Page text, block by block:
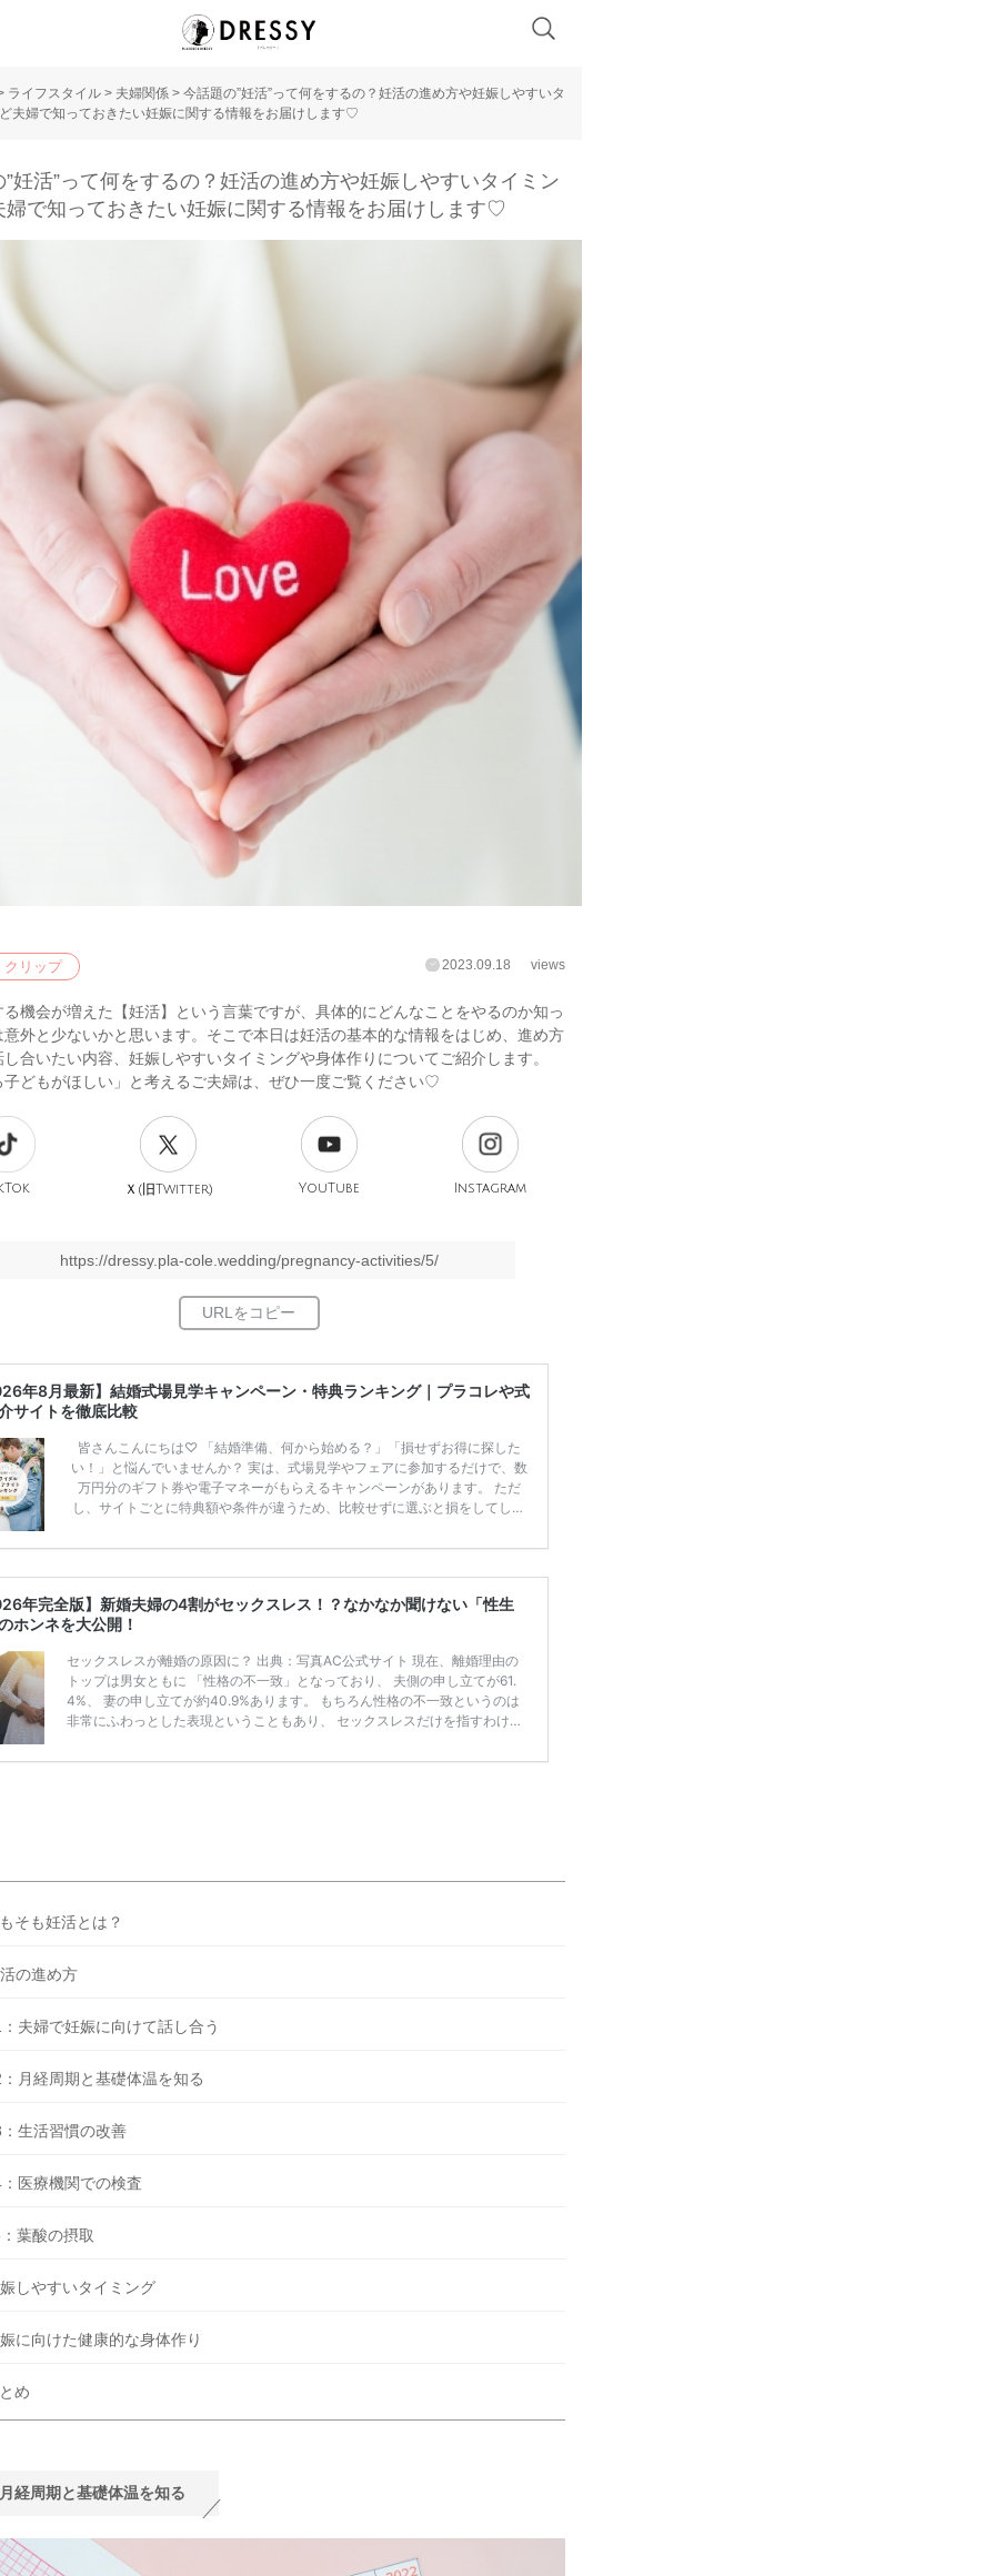
ライフスタイル > 夫婦関係 > 今話題の”妊活”って何をするの？妊活の進め方や妊娠しやすいタ
夫婦で知っておきたい妊娠に関する情報をお届けします♡
”妊活”って何をするの？妊活の進め方や妊娠しやすいタイミン
婦で知っておきたい妊娠に関する情報をお届けします♡
クリップ 2023.09.18 views
機会が増えた【妊活】という言葉ですが、具体的にどんなことをやるのか知っ
意外と少ないかと思います。そこで本日は妊活の基本的な情報をはじめ、進め方
合いたい内容、妊娠しやすいタイミングや身体作りについてご紹介します。
子どもがほしい」と考えるご夫婦は、ぜひ一度ご覧ください♡
Ｘ(旧Twitter) YouTube Instagram
https://dressy.pla-cole.wedding/pregnancy-activities/5/
年8月最新】結婚式場見学キャンペーン・特典ランキング｜プラコレや式
サイトを徹底比較
皆さんこんにちは♡ 「結婚準備、何から始める？」「損せずお得に探した
い！」と悩んでいませんか？ 実は、式場見学やフェアに参加するだけで、数
万円分のギフト券や電子マネーがもらえるキャンペーンがあります。 ただ
し、サイトごとに特典額や条件が違うため、比較せずに選ぶと損をしてしま
ンペーン特典ランキングを公開！ 比較サイト：プラコレ、ゼクシィ、ハナユ
補を絞れる「ウェディング診断」か、体験型 […]続きを読む
年完全版】新婚夫婦の4割がセックスレス！？なかなか聞けない「性生
ホンネを大公開！
セックスレスが離婚の原因に？ 出典：写真AC公式サイト 現在、離婚理由の
トップは男女ともに 「性格の不一致」となっており、 夫側の申し立てが61.
4%、 妻の申し立てが約40.9%あります。 もちろん性格の不一致というのは
非常にふわっとした表現ということもあり、 セックスレスだけを指すわけで
能性があると思います。 セックスレスを素の原因とした、 すれ違いや、性格
そも妊活とは？
の進め方
夫婦で妊娠に向けて話し合う
月経周期と基礎体温を知る
生活習慣の改善
医療機関での検査
葉酸の摂取
しやすいタイミング
に向けた健康的な身体作り
め
経周期と基礎体温を知る